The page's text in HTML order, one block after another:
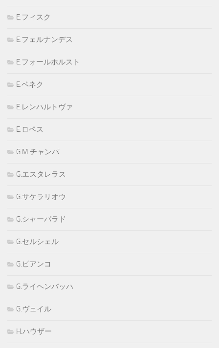
E.フィスク
E.フェルナンデス
E.フォールホルスト
E.ベネク
E.レンハルトヴァ
E.ロペス
G.M.チャンパ
G.エスタレラス
G.サケラリオウ
G.シャーパラド
G.セルシェル
G.ビアンコ
G.ライヘンバッハ
G.ヴェイル
H.ハウザー